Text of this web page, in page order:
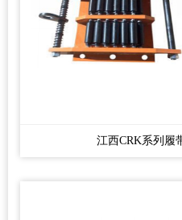
江西CRK系列履